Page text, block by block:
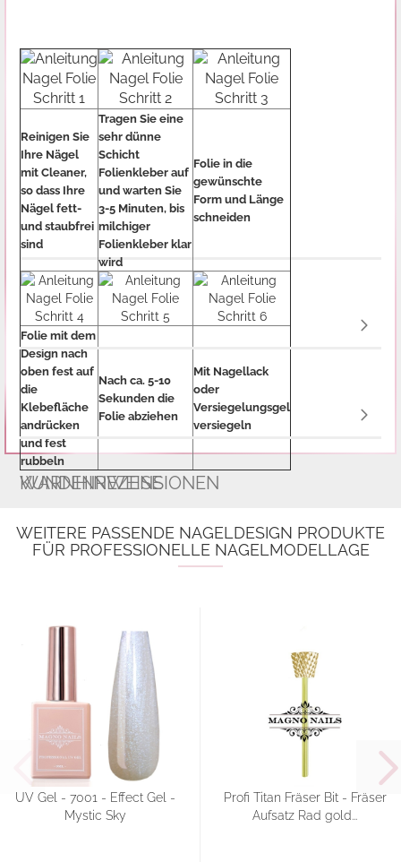
Reinigen Sie
Ihre Nägel
mit Cleaner,
so dass Ihre
Nägel fett-
und staubfrei
sind
Tragen Sie eine
sehr dünne
Schicht
Folienkleber auf
und warten Sie
3-5 Minuten, bis
milchiger
Folienkleber klar
wird
Folie in die
gewünschte
Form und Länge
schneiden
Folie mit dem
Design nach
oben fest auf
die
Klebefläche
andrücken
und fest
rubbeln
Nach ca. 5-10
Sekunden die
Folie abziehen
Mit Nagellack
oder
Versiegelungsgel
versiegeln
WARNHINWEISE
KUNDENREZENSIONEN
WEITERE PASSENDE NAGELDESIGN PRODUKTE
FÜR PROFESSIONELLE NAGELMODELLAGE
UV Gel - 7001 - Effect Gel -
Mystic Sky
Profi Titan Fräser Bit - Fräser
Aufsatz Rad gold...